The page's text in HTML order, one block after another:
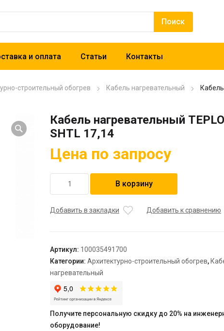
и оплата Статьи Контакты
строительный обогрев Кабель нагревательный
Кабель нагревательный
SHTL 17,14
Цена по запросу
товара
нагревательный
В корзину
Добавить в закладки Добавить к сравнению
Артикул: 100035491700
Категории: Архитектурно-строительный обогрев,
нагревательный
Получите персональную скидку до 20% на
оборудование!